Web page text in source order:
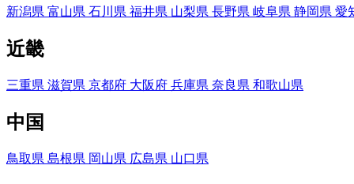
新潟県 富山県 石川県 福井県 山梨県 長野県 岐阜県 静岡県 愛
近畿
三重県 滋賀県 京都府 大阪府 兵庫県 奈良県 和歌山県
中国
鳥取県 島根県 岡山県 広島県 山口県